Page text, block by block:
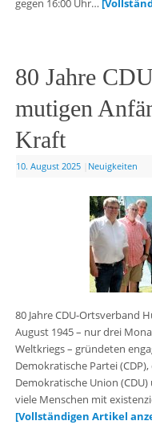
gegen 16:00 Uhr…
80 Jahre
mutigen
Kraft
10. August 2025 Neuigkeiten
80 Jahre CDU-Ortsverband
August 1945 – nur drei
Weltkriegs – gründeten
Demokratische Partei
Demokratische Union
viele Menschen mit
[Vollständigen Artikel